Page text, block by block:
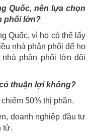
Quốc, nên lựa chọn
phối lớn?
Quốc, vì họ có thể lấy
nhà phân phối để họ
phân phối lớn đôi
thuận lợi không?
50% thị phần.
doanh nghiệp đầu tư
tử.